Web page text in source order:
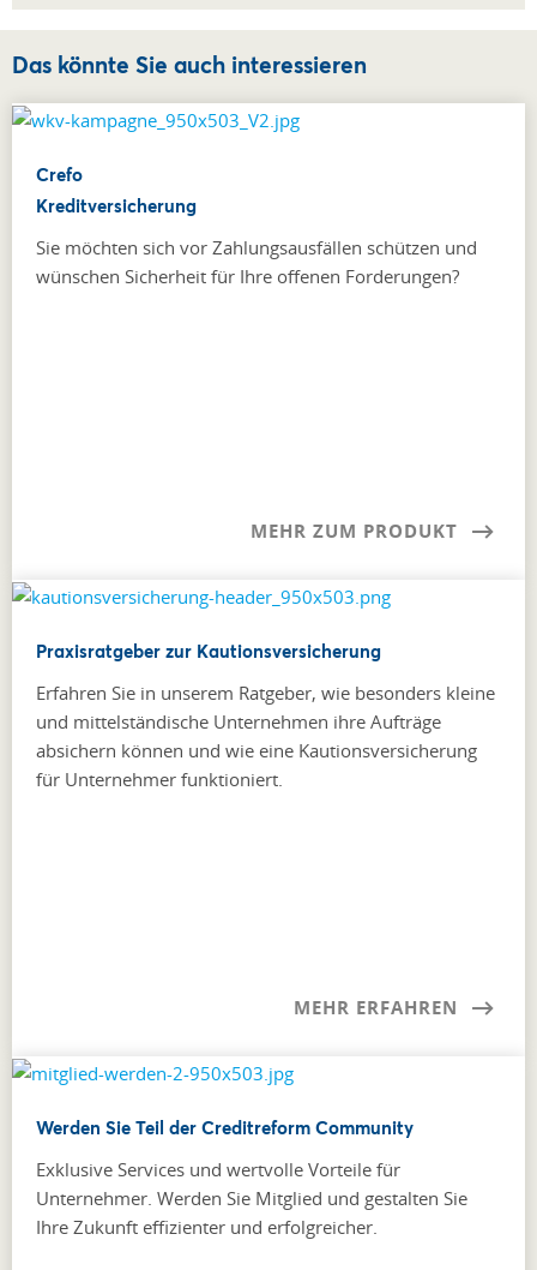
Das könnte Sie auch interessieren
Crefo
Kreditversicherung
Sie möchten sich vor Zahlungsausfällen schützen und
wünschen Sicherheit für Ihre offenen Forderungen?
MEHR ZUM PRODUKT
Praxisratgeber zur Kautionsversicherung
Erfahren Sie in unserem Ratgeber, wie besonders kleine
und mittelständische Unternehmen ihre Aufträge
absichern können und wie eine Kautionsversicherung
für Unternehmer funktioniert.
MEHR ERFAHREN
Werden Sie Teil der Creditreform Community
Exklusive Services und wertvolle Vorteile für
Unternehmer. Werden Sie Mitglied und gestalten Sie
Ihre Zukunft effizienter und erfolgreicher.